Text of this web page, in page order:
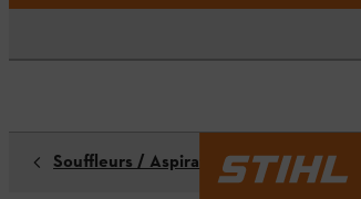
Souffleurs / Aspirateurs de feuilles